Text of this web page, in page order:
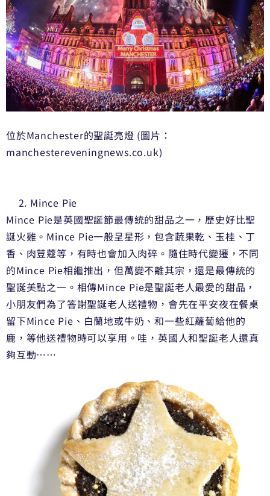
位於Manchester的聖誕亮燈 (圖片：
manchestereveningnews.co.uk)
Mince Pie
Mince Pie是英國聖誕節最傳統的甜品之一，歷史好比聖
誕火雞。Mince Pie一般呈星形，包含蔬果乾、玉桂、丁
香、肉荳蔻等，有時也會加入肉碎。隨住時代變遷，不同
的Mince Pie相繼推出，但萬變不離其宗，還是最傳統的
聖誕美點之一。相傳Mince Pie是聖誕老人最愛的甜品，
小朋友們為了答謝聖誕老人送禮物，會先在平安夜在餐桌
留下Mince Pie、白蘭地或牛奶、和一些紅蘿蔔給他的
鹿，等他送禮物時可以享用。哇，英國人和聖誕老人還真
夠互動……